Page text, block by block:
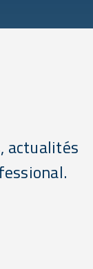
actualités